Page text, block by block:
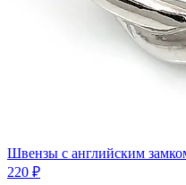
Швензы с английским
220 ₽